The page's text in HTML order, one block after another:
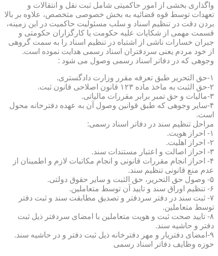
واگذاری بخشی از امور حاکمیتی شامل ثبت نقل و انتقالات و
تعهدات توسط قوه قضائیه به بخش خصوصی متخصص، علاوه بر بالا
بردن دقت در تنظیم اسناد و سلب مسئولیت حاکمیت در این زمینه،
قسمت مهمی از شکایات علیه حکومت یا کارگزاران حکومتی و
جبران خسارات ناشی از اشتباه در تنظیم اسناد را به سمت گروهی
از خود مردم یعنی سردفتران اسناد رسمی هدایت نموده است.
وجوهی که در دفاتر اسناد رسمی وصول می شود :
۱-حق التحریر طبق تعرفه مقرر وزارت دادگستری.
۲-حق الثبت به ماخذ ماده ۱۲۳ قانون اصلاحی قانون ثبت.
۳-مالیات و حق تمبر برابر مقررات مالیاتی.
۴-سایر وجوهی که طبق قوانین وصول آن به عهده دفترخانه محول
است.
مراحل تنظیم سند در دفاتر اسناد رسمی:
۱- احراز هویت.
۲- احراز اهلیت.
۳- احراز اصالت و اعتبار مستندات سند.
۴- احراز انجام مقررات قانونی و انجام مکاتبات لازم و اطمینان از
عدم منع قانونی تنظیم سند.
۵- وصول حق التحریر، حق الثبت و سایر حقوق دولتی.
۶- تنظیم اوراق سند و تایید آن توسط متعاملین.
۷- ثبت سند در دفتر سردفتر و تصدیق مطابقت سند و ثبت دفتر
توسط متعاملین.
۸- تایید صحت ثبت و هویت متعاملین با امضای سردفتر ذیل ثبت
دفتر و حاشیه سند.
۹-امضای دفتریار و مهر دفترخانه ذیل ثبت دفتر و در حاشیه سند.
حوزه وظایف دفاتر اسناد رسمی